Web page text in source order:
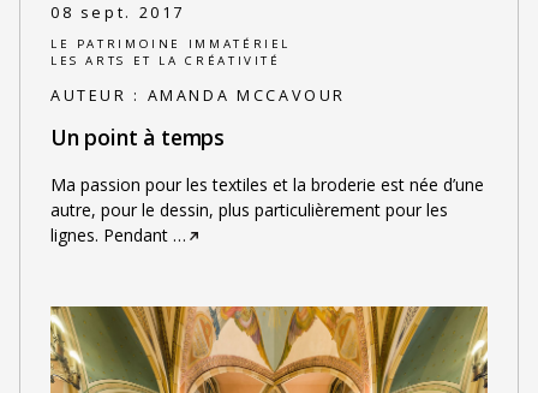
08 sept. 2017
LE PATRIMOINE IMMATÉRIEL
LES ARTS ET LA CRÉATIVITÉ
AUTEUR : AMANDA MCCAVOUR
Un point à temps
Ma passion pour les textiles et la broderie est née d’une
autre, pour le dessin, plus particulièrement pour les
lignes. Pendant…